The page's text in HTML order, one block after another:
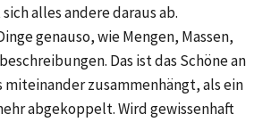
alles andere daraus ab.
genauso, wie Mengen, Massen,
Das ist das Schöne an
miteinander zusammenhängt, als ein
abgekoppelt. Wird gewissenhaft